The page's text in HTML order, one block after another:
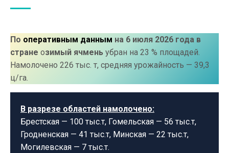
По оперативным данным на 6 июля 2026 года в
стране озимый ячмень убран на 23 % площадей.
Намолочено 226 тыс. т, средняя урожайность — 39,3
ц/га.
В разрезе областей намолочено:
Брестская — 100 тыс.т, Гомельская — 56 тыс.т,
Гродненская — 41 тыс.т, Минская — 22 тыс.т,
Могилевская — 7 тыс.т.